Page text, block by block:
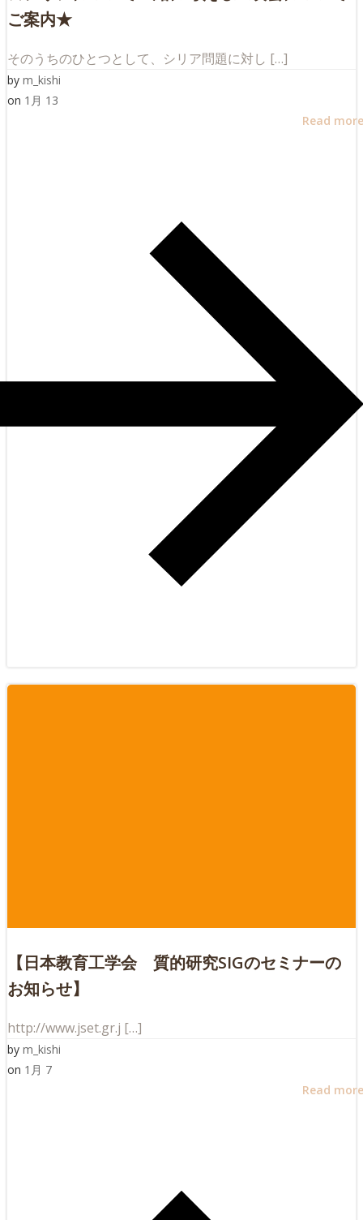
ご案内★
そのうちのひとつとして、シリア問題に対し […]
by m_kishi
on 1月 13
Read more
【日本教育工学会 質的研究SIGのセミナーの
お知らせ】
http://www.jset.gr.j […]
by m_kishi
on 1月 7
Read more